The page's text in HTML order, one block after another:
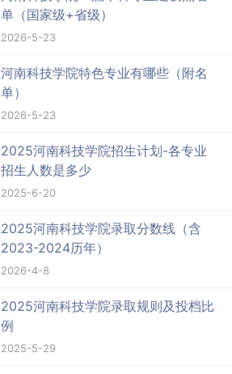
单（国家级+省级）
2026-5-23
河南科技学院特色专业有哪些（附名
单）
2026-5-23
2025河南科技学院招生计划-各专业
招生人数是多少
2025-6-20
2025河南科技学院录取分数线（含
2023-2024历年）
2026-4-8
2025河南科技学院录取规则及投档比
例
2025-5-29